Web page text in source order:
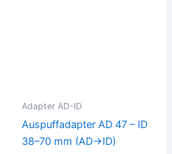
könnenAdapter AD-ID
Auspuffadapter AD 47 – ID
38–70 mm (AD→ID)